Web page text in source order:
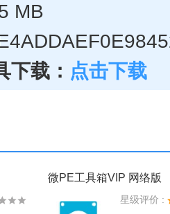
MB
下载： 点击下载
微PE工具箱VIP 网络版
星级评价 :